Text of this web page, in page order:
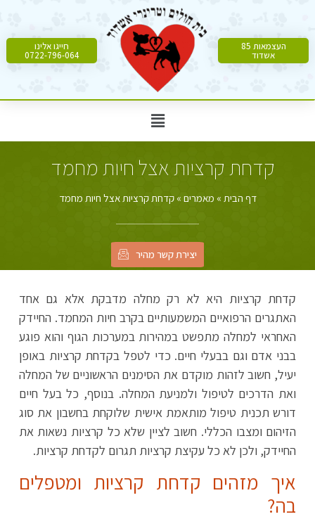
העצמאות 85
אשדוד
חייגו אלינו
0722-796-064
קדחת קרציות אצל חיות מחמד
דף הבית » מאמרים »קדחת קרציות אצל חיות מחמד
יצירת קשר מהיר
קדחת קרציות היא לא רק מחלה מדבקת אלא גם אחד
האתגרים הרפואיים המשמעותיים בקרב חיות המחמד. החיידק
האחראי למחלה מתפשט במהירות במערכות הגוף והוא פוגע
בבני אדם וגם בבעלי חיים. כדי לטפל בקדחת קרציות באופן
יעיל, חשוב לזהות מוקדם את הסימנים הראשוניים של המחלה
ואת הדרכים לטיפול ולמניעת המחלה. בנוסף, כל בעל חיים
דורש תכנית טיפול מותאמת אישית שלוקחת בחשבון את סוג
הזיהום ומצבו הכללי. חשוב לציין שלא כל קרציות נשאות את
החיידק, ולכן לא כל עקיצת קרציות תגרום לקדחת קרציות.
איך מזהים קדחת קרציות ומטפלים
בה?